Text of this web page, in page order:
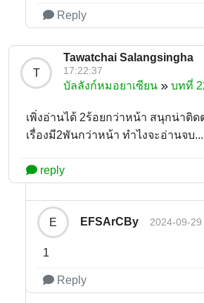
Reply
T
Tawatchai Salangsingha
17:22:37
บัลลังก์หมอยาเซียน บทที่
เพิ่งอ่านได้ 2ร้อยกว่าหน้า สนุกน่าติ
เรื่องมี2พันกว่าหน้า ทำไงจะอ่านจบ...
reply
E EFSArCBy 2024-09-
1
Reply